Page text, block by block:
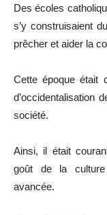
Des écoles
s’y construisaient
prêcher et aider la
Cette époque était
d’occidentalisation
société.
Ainsi, il était
goût de la culture
avancée.